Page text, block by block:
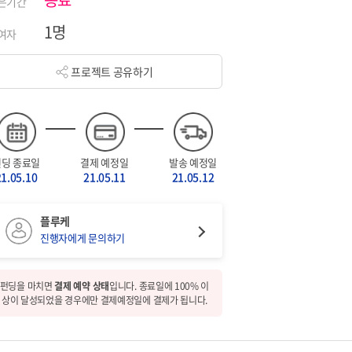
자 1명
프로젝트 공유하기
종료일 결제 예정일
21.05.11
발송 예정일
21.05.12
플루케
진행자에게 문의하기
펀딩을 마치면결제 예약 상태입니다. 종료일에 100% 이
상이 달성되었을 경우에만 결제예정일에 결제가 됩니다.